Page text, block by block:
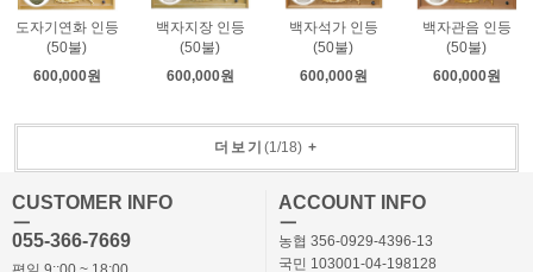
도자기연화 인등
(50불)
600,000원
백자지장 인등
(50불)
600,000원
백자석가 인등
(50불)
600,000원
백자관음 인등
(50불)
600,000원
더보기 (1 /18) +
CUSTOMER INFO
ㅡ
055-366-7669
ACCOUNT INFO
ㅡ
농협 356-0929-4396-13
국민 103001-04-198128